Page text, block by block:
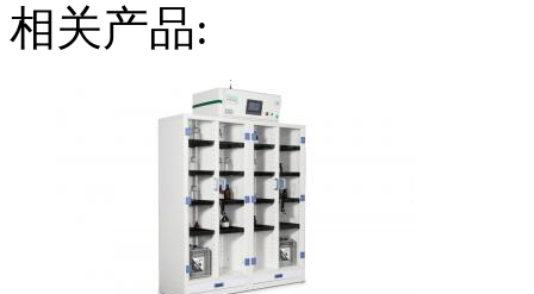
相关产品: